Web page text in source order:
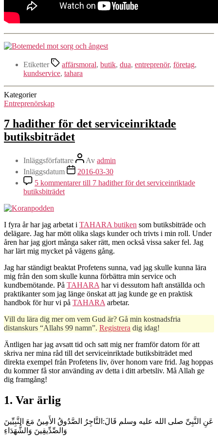
Etiketter affärsmoral, butik, dua, entreprenör, företag,
kundservice, tahara
Kategorier
Entreprenörskap
7 hadither för det serviceinriktade
butiksbiträdet
Inläggsförfattare Av admin
Inläggsdatum
2016-03-30
5 kommentarertill 7 hadither för det serviceinriktade
butiksbiträdet
I fyra år har jag arbetat i TAHARA butiken som butiksbiträde och
delägare. Jag har mött olika slags kunder och trivts i min roll. Under
åren har jag gjort många saker rätt, men också vissa saker fel. Jag
har lärt mig mycket på vägens gång.
Jag har ständigt beaktat Profetens sunna, vad jag skulle kunna lära
mig från den som skulle kunna förbättra min service och
kundbemötande. På TAHARA har vi dessutom haft anställda och
praktikanter som jag länge önskat att jag kunde ge en praktisk
handbok för hur vi på TAHARA arbetar.
Vill du lära dig mer om vem Gud är? Gå min kostnadsfria
distanskurs “Allahs 99 namn”. Registrera dig idag!
Äntligen har jag avsatt tid och satt mig ner framför datorn för att
skriva ner mina råd till det serviceinriktade butiksbiträdet med
direkta exempel från Profetens liv, över honom vare frid. Jag hoppas
du kommer få stor använding av detta i ditt arbetsliv. Må Allah ge
dig framgång!
1. Var ärlig
عَنِ النَّبِىِّ صلى الله عليه وسلم قَالَ:التَّاجِرُ الصَّدُوقُ الأَمِينُ مَعَ النَّبِيِّينَ
وَالصِّدِّيقِينَ وَالشُّهَدَاءِ